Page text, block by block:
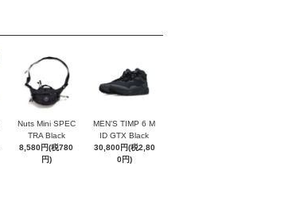
Nuts Mini SPEC
TRA Black
8,580円(税780
円)
MEN'S TIMP 6 M
ID GTX Black
30,800円(税2,80
0円)